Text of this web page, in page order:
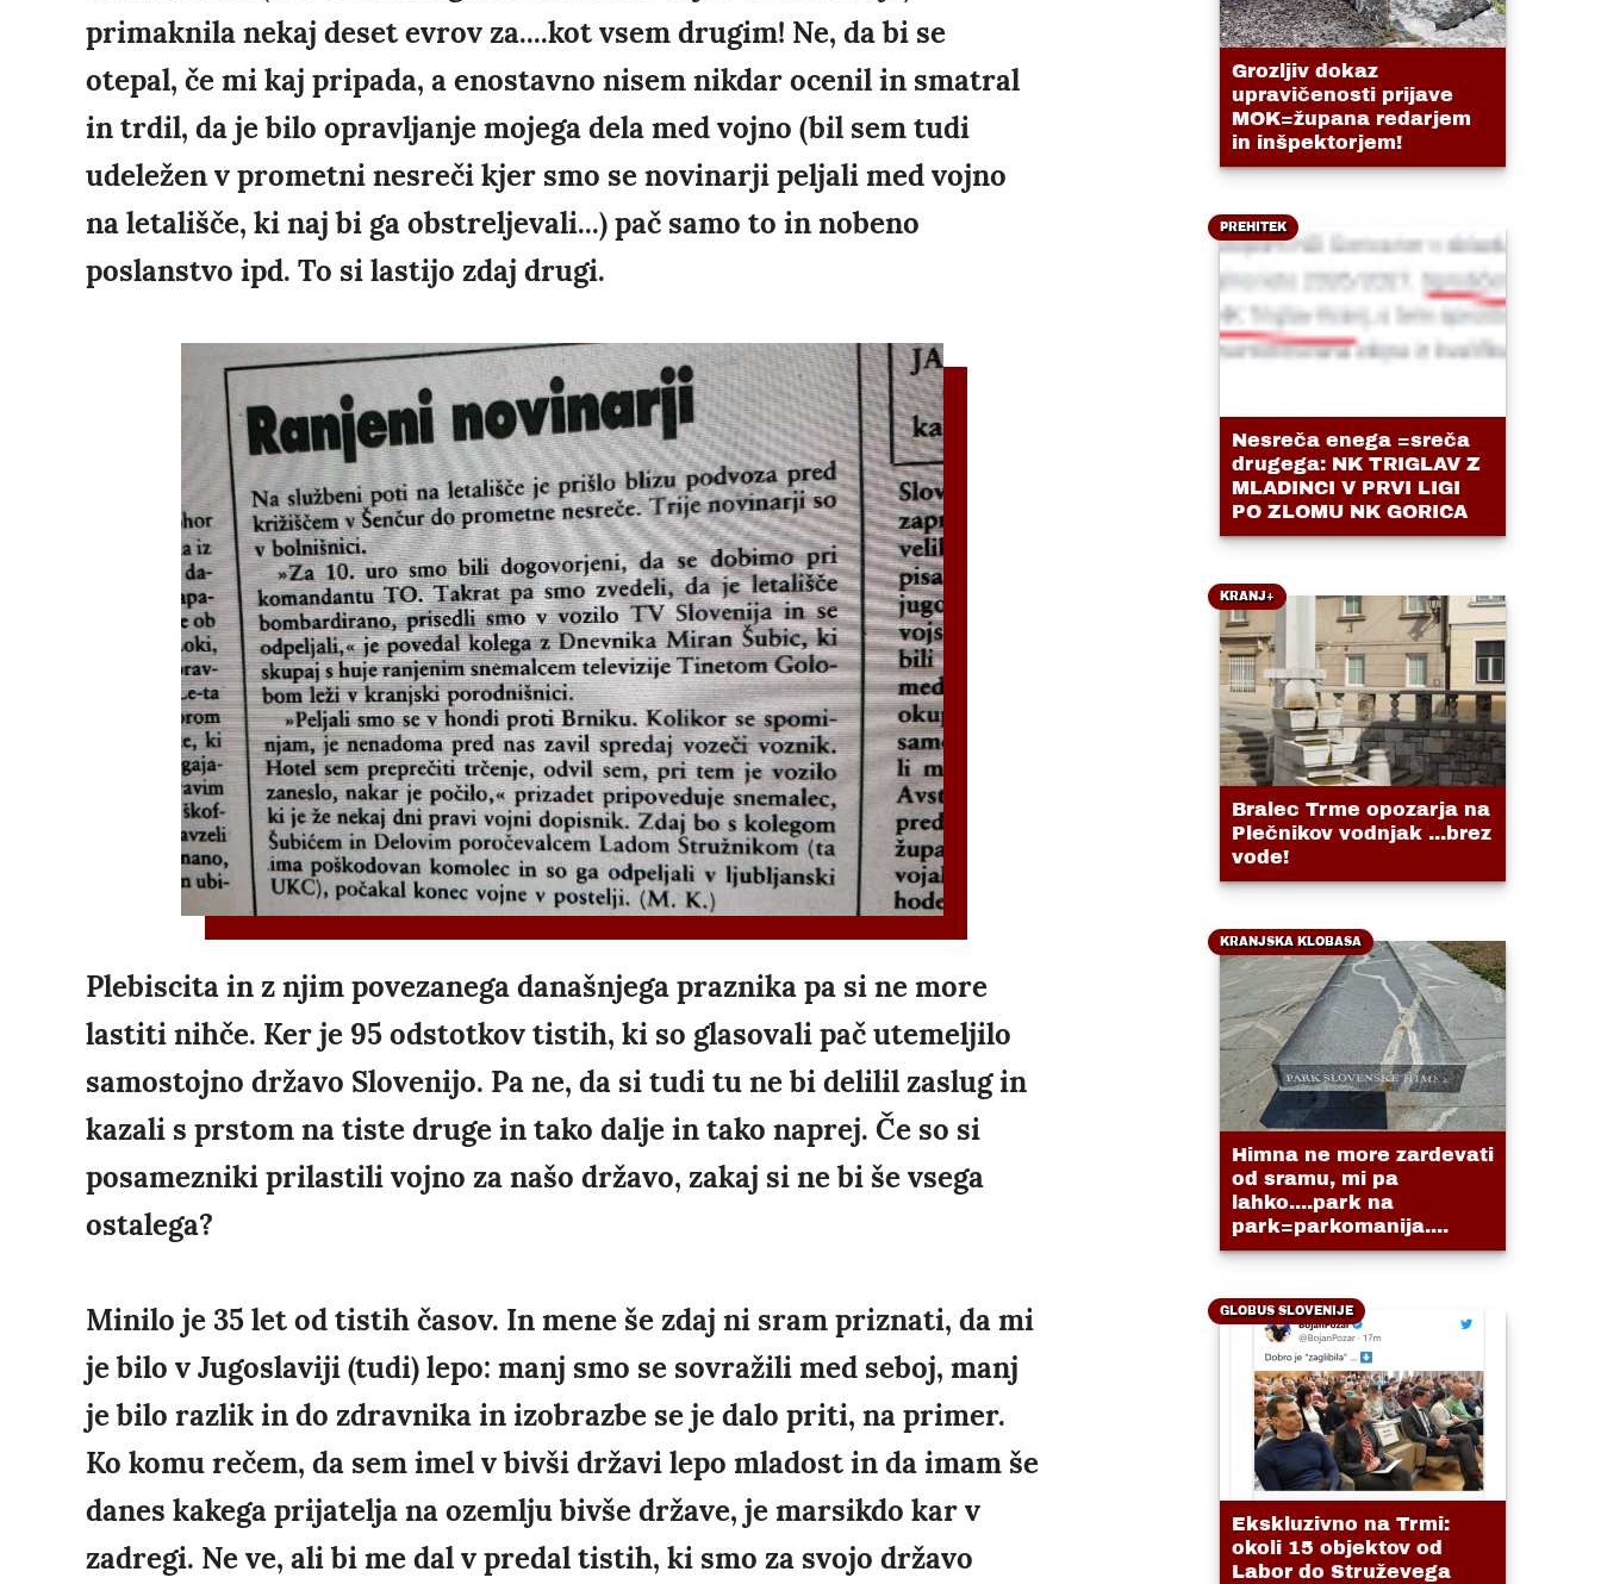
primaknila nekaj deset evrov za....kot vsem drugim! Ne, da bi se
otepal, če mi kaj pripada, a enostavno nisem nikdar ocenil in smatral
in trdil, da je bilo opravljanje mojega dela med vojno (bil sem tudi
udeležen v prometni nesreči kjer smo se novinarji peljali med vojno
na letališče, ki naj bi ga obstreljevali...) pač samo to in nobeno
poslanstvo ipd. To si lastijo zdaj drugi.
Plebiscita in z njim povezanega današnjega praznika pa si ne more
lastiti nihče. Ker je 95 odstotkov tistih, ki so glasovali pač utemeljilo
samostojno državo Slovenijo. Pa ne, da si tudi tu ne bi delilil zaslug in
kazali s prstom na tiste druge in tako dalje in tako naprej. Če so si
posamezniki prilastili vojno za našo državo, zakaj si ne bi še vsega
ostalega?
Minilo je 35 let od tistih časov. In mene še zdaj ni sram priznati, da mi
je bilo v Jugoslaviji (tudi) lepo: manj smo se sovražili med seboj, manj
je bilo razlik in do zdravnika in izobrazbe se je dalo priti, na primer.
Ko komu rečem, da sem imel v bivši državi lepo mladost in da imam še
danes kakega prijatelja na ozemlju bivše države, je marsikdo kar v
zadregi. Ne ve, ali bi me dal v predal tistih, ki smo za svojo državo
Grozljiv dokaz
upravičenosti prijave
MOK=župana redarjem
in inšpektorjem!
PREHITEK
Nesreča enega =sreča
drugega: NK TRIGLAV Z
MLADINCI V PRVI LIGI
PO ZLOMU NK GORICA
KRANJ+
Bralec Trme opozarja na
Plečnikov vodnjak ...brez
vode!
KRANJSKA KLOBASA
Himna ne more zardevati
od sramu, mi pa
lahko....park na
park=parkomanija....
GLOBUS SLOVENIJE
Ekskluzivno na Trmi:
okoli 15 objektov od
Labor do Struževega